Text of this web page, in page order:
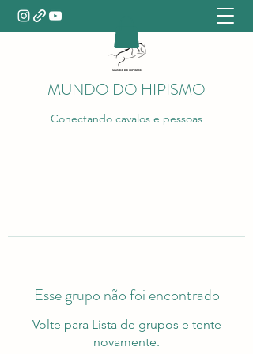
MUNDO DO HIPISMO
Conectando cavalos e pessoas
Esse grupo não foi encontrado
Volte para Lista de grupos e tente
novamente.